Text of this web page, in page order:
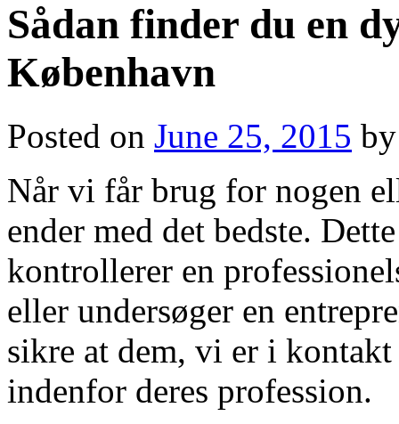
Sådan finder du en
København
Posted on June 25, 2015 by
Når vi får brug for nogen
ender med det bedste.
kontrollerer en
eller undersøger en
sikre at dem, vi er i
indenfor deres profession.